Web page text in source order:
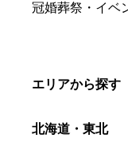
冠婚葬祭・イベ
エリアから探す
北海道・東北